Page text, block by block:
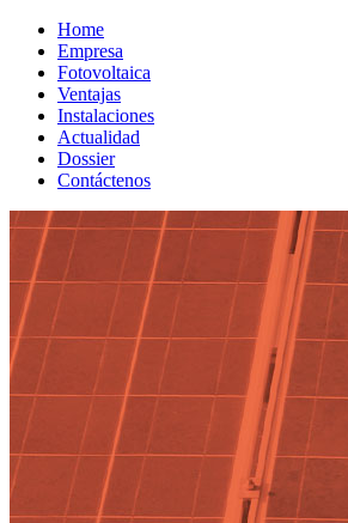
Home
Empresa
Fotovoltaica
Ventajas
Instalaciones
Actualidad
Dossier
Contáctenos